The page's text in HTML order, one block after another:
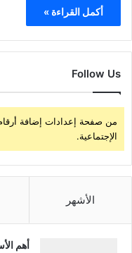
أكمل القراءة »
Follow Us
من صفحة إعدادات إضافة
الإجتماعية.
الأشهر